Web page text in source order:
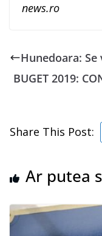
news.ro
Hunedoara:
BUGET 2019:
Share This Post:
Ar putea